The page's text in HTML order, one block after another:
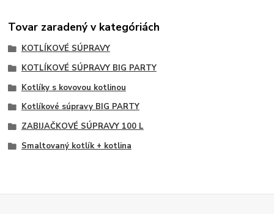
Tovar zaradený v kategóriách
KOTLÍKOVÉ SÚPRAVY
KOTLÍKOVÉ SÚPRAVY BIG PARTY
Kotlíky s kovovou kotlinou
Kotlíkové súpravy BIG PARTY
ZABIJAČKOVÉ SÚPRAVY 100 L
Smaltovaný kotlík + kotlina